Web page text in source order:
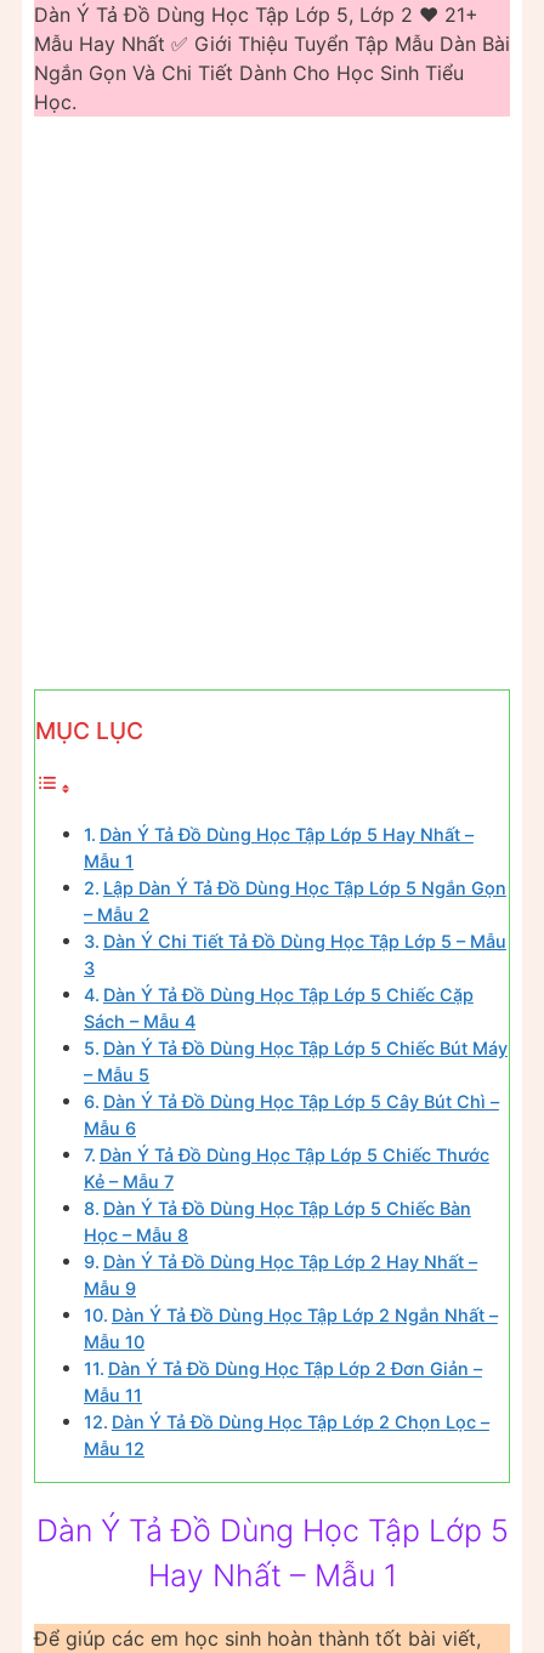
Dàn Ý Tả Đồ Dùng Học Tập Lớp 5, Lớp 2 ❤️️ 21+
Mẫu Hay Nhất ✅ Giới Thiệu Tuyển Tập Mẫu Dàn Bài
Ngắn Gọn Và Chi Tiết Dành Cho Học Sinh Tiểu
Học.
MỤC LỤC
Dàn Ý Tả Đồ Dùng Học Tập Lớp 5 Hay Nhất –
Mẫu 1
Lập Dàn Ý Tả Đồ Dùng Học Tập Lớp 5 Ngắn Gọn
– Mẫu 2
Dàn Ý Chi Tiết Tả Đồ Dùng Học Tập Lớp 5 – Mẫu
3
Dàn Ý Tả Đồ Dùng Học Tập Lớp 5 Chiếc Cặp
Sách – Mẫu 4
Dàn Ý Tả Đồ Dùng Học Tập Lớp 5 Chiếc Bút Máy
– Mẫu 5
Dàn Ý Tả Đồ Dùng Học Tập Lớp 5 Cây Bút Chì –
Mẫu 6
Dàn Ý Tả Đồ Dùng Học Tập Lớp 5 Chiếc Thước
Kẻ – Mẫu 7
Dàn Ý Tả Đồ Dùng Học Tập Lớp 5 Chiếc Bàn
Học – Mẫu 8
Dàn Ý Tả Đồ Dùng Học Tập Lớp 2 Hay Nhất –
Mẫu 9
Dàn Ý Tả Đồ Dùng Học Tập Lớp 2 Ngắn Nhất –
Mẫu 10
Dàn Ý Tả Đồ Dùng Học Tập Lớp 2 Đơn Giản –
Mẫu 11
Dàn Ý Tả Đồ Dùng Học Tập Lớp 2 Chọn Lọc –
Mẫu 12
Dàn Ý Tả Đồ Dùng Học Tập Lớp 5
Hay Nhất – Mẫu 1
Để giúp các em học sinh hoàn thành tốt bài viết,